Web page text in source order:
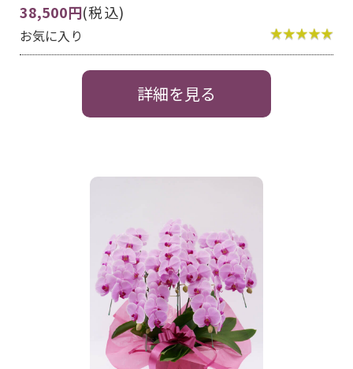
38,500円(税込)
お気に入り
詳細を見る